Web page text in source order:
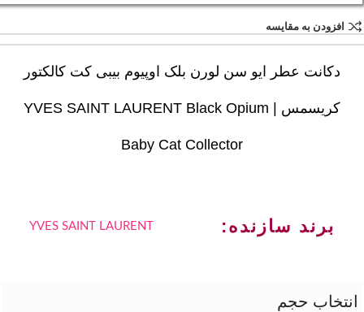
افزودن به مقایسه
دکانت عطر ایو سن لورن بلک اوپیوم بیبی کت کالکتور
کریسمس | YVES SAINT LAURENT Black Opium
Baby Cat Collector
برند سازنده: YVES SAINT LAURENT
انتخاب حجم